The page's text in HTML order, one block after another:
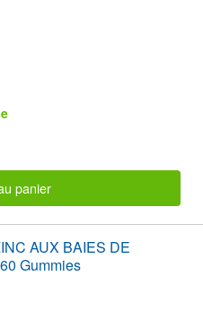
panier
AUX BAIES DE
Gummies